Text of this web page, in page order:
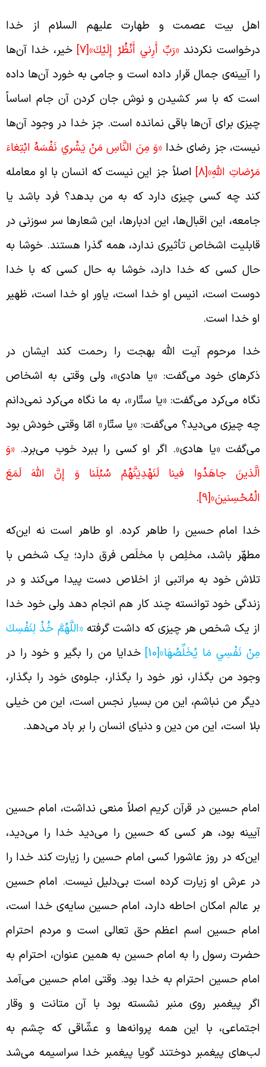
بیت عصمت و طهارت علیهم السلام از خدا
نکردند«رَبِّ أَرِني‏ أَنْظُرْ إِلَيْكَ»[7] خیر، خدا آن‌ها
آیینه‌ی جمال قرار داده است و جامی به خورد آن‌ها داده
که با سر کشیدن و نوش جان کردن آن جام اساساً
برای آن‌ها باقی نمانده است. جز خدا در وجود آن‌ها
جز رضای خدا«وَ مِنَ النَّاسِ مَنْ يَشْري نَفْسَهُ ابْتِغاءَ
اللَّهِ»[8] اصلاً جز این نیست که انسان با او معامله
چه کسی چیزی دارد که به من بدهد؟ فرد باشد یا
این اقبال‌ها، این ادبارها، این شعارها سر سوزنی در
اشخاص تأثیری ندارد، همه گذرا هستند. خوشا به
کسی که خدا دارد، خوشا به حال کسی که با خدا
است، انیس او خدا است، یاور او خدا است، ظهیر
خدا است.
مرحوم آیت الله بهجت را رحمت کند ایشان در
خود می‌گفت: «یا هادی»، ولی وقتی به اشخاص
می‌کرد می‌گفت: «یا ستّار»، به ما نگاه می‌کرد نمی‌دانم
چیزی می‌دید؟ می‌گفت: «یا ستّار» امّا وقتی خودش بود
«یا هادی». اگر او کسی را ببرد خوب می‌برد.«وَ
جاهَدُوا فينا لَنَهْدِيَنَّهُمْ سُبُلَنا وَ إِنَّ اللَّهَ لَمَعَ
[9]
.
امام حسین را طاهر کرده. او طاهر است نه این‌که
باشد، مخلِص با مخلَص فرق دارد؛ یک شخص با
خود به مراتبی از اخلاص دست پیدا می‌کند و در
خود توانسته چند کار هم انجام دهد ولی خود خدا
یک شخص هر چیزی که داشت گرفته«اللَّهُمَّ خُذْ لِنَفْسِكَ
نَفْسِي مَا يُخَلِّصُهَا»[10]
خدایا من را بگیر و خود را در
من بگذار، نور خود را بگذار، جلوه‌ی خود را بگذار،
من نباشم، این من بسیار نجس است، این من خیلی
است، این من دین و دنیای انسان را بر باد می‌دهد.
حسین در قرآن کریم اصلاً منعی نداشت، امام حسین
بود، هر کسی که حسین را می‌دید خدا را می‌دید،
در روز عاشورا کسی امام حسین را زیارت کند خدا را
عرش او زیارت کرده است بی‌دلیل نیست. امام حسین
عالم امکان احاطه دارد، امام حسین سایه‌ی خدا است،
حسین اسم اعظم حق تعالی است و مردم احترام
رسول را به امام حسین به همین عنوان، احترام به
حسین احترام به خدا بود. وقتی امام حسین می‌آمد
پیغمبر روی منبر نشسته بود با آن متانت و وقار
با این همه پروانه‌ها و عشّاقی که چشم به
پیغمبر دوختند گویا پیغمبر خدا سراسیمه می‌شد